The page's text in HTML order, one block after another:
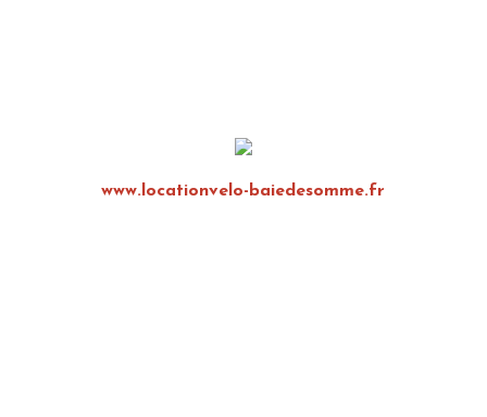
www.locationvelo-baiedesomme.fr